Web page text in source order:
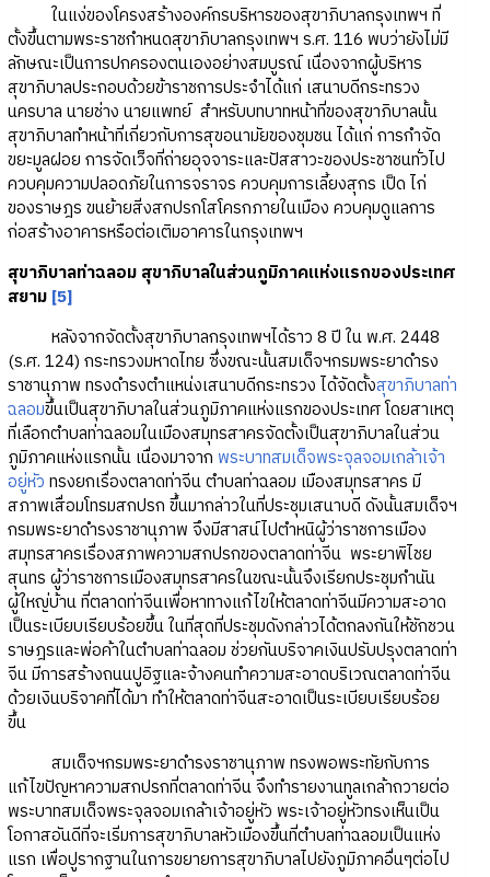
ในแง่ของโครงสร้างองค์กรบริหารของสุขาภิบาลกรุงเทพฯ ที่
ตั้งขึ้นตามพระราชกำหนดสุขาภิบาลกรุงเทพฯ ร.ศ. 116 พบว่ายังไม่มี
ลักษณะเป็นการปกครองตนเองอย่างสมบูรณ์ เนื่องจากผู้บริหาร
สุขาภิบาลประกอบด้วยข้าราชการประจำได้แก่ เสนาบดีกระทรวง
นครบาล นายช่าง นายแพทย์ สำหรับบทบาทหน้าที่ของสุขาภิบาลนั้น
สุขาภิบาลทำหน้าที่เกี่ยวกับการสุขอนามัยของชุมชน ได้แก่ การกำจัด
ขยะมูลฝอย การจัดเว็จที่ถ่ายอุจจาระและปัสสาวะของประชาชนทั่วไป
ควบคุมความปลอดภัยในการจราจร ควบคุมการเลี้ยงสุกร เป็ด ไก่
ของราษฎร ขนย้ายสิ่งสกปรกโสโครกภายในเมือง ควบคุมดูแลการ
ก่อสร้างอาคารหรือต่อเติมอาคารในกรุงเทพฯ
สุขาภิบาลท่าฉลอม สุขาภิบาลในส่วนภูมิภาคแห่งแรกของประเทศ
สยาม [5]
หลังจากจัดตั้งสุขาภิบาลกรุงเทพฯได้ราว 8 ปี ใน พ.ศ. 2448
(ร.ศ. 124) กระทรวงมหาดไทย ซึ่งขณะนั้นสมเด็จฯกรมพระยาดำรง
ราชานุภาพ ทรงดำรงตำแหน่งเสนาบดีกระทรวง ได้จัดตั้งสุขาภิบาลท่า
ฉลอมขึ้นเป็นสุขาภิบาลในส่วนภูมิภาคแห่งแรกของประเทศ โดยสาเหตุ
ที่เลือกตำบลท่าฉลอมในเมืองสมุทรสาครจัดตั้งเป็นสุขาภิบาลในส่วน
ภูมิภาคแห่งแรกนั้น เนื่องมาจาก พระบาทสมเด็จพระจุลจอมเกล้าเจ้า
อยู่หัว ทรงยกเรื่องตลาดท่าจีน ตำบลท่าฉลอม เมืองสมุทรสาคร มี
สภาพเสื่อมโทรมสกปรก ขึ้นมากล่าวในที่ประชุมเสนาบดี ดังนั้นสมเด็จฯ
กรมพระยาดำรงราชานุภาพ จึงมีสาสน์ไปตำหนิผู้ว่าราชการเมือง
สมุทรสาครเรื่องสภาพความสกปรกของตลาดท่าจีน พระยาพิไชย
สุนทร ผู้ว่าราชการเมืองสมุทรสาครในขณะนั้นจึงเรียกประชุมกำนัน
ผู้ใหญ่บ้าน ที่ตลาดท่าจีนเพื่อหาทางแก้ไขให้ตลาดท่าจีนมีความสะอาด
เป็นระเบียบเรียบร้อยขึ้น ในที่สุดที่ประชุมดังกล่าวได้ตกลงกันให้ชักชวน
ราษฎรและพ่อค้าในตำบลท่าฉลอม ช่วยกันบริจาคเงินปรับปรุงตลาดท่า
จีน มีการสร้างถนนปูอิฐและจ้างคนทำความสะอาดบริเวณตลาดท่าจีน
ด้วยเงินบริจาคที่ได้มา ทำให้ตลาดท่าจีนสะอาดเป็นระเบียบเรียบร้อย
ขึ้น
สมเด็จฯกรมพระยาดำรงราชานุภาพ ทรงพอพระทัยกับการ
แก้ไขปัญหาความสกปรกที่ตลาดท่าจีน จึงทำรายงานทูลเกล้าถวายต่อ
พระบาทสมเด็จพระจุลจอมเกล้าเจ้าอยู่หัว พระเจ้าอยู่หัวทรงเห็นเป็น
โอกาสอันดีที่จะเริ่มการสุขาภิบาลหัวเมืองขึ้นที่ตำบลท่าฉลอมเป็นแห่ง
แรก เพื่อปูรากฐานในการขยายการสุขาภิบาลไปยังภูมิภาคอื่นๆต่อไป